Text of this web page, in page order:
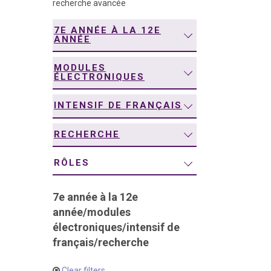
recherche avancée
7E ANNÉE À LA 12E
ANNÉE
MODULES
ÉLECTRONIQUES
INTENSIF DE FRANÇAIS
RECHERCHE
RÔLES
7e année à la 12e
année/modules
électroniques/intensif de
français/recherche